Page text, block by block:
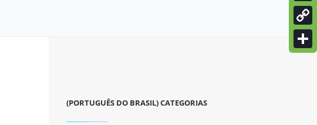
(PORTUGUÊS DO BRASIL) CATEGORIAS
Copy
Link